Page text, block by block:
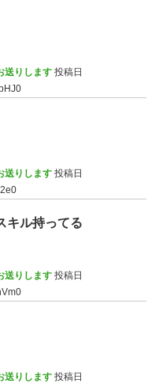
送りします 投稿日
送りします 投稿日
キル持ってる
送りします 投稿日
送りします 投稿日